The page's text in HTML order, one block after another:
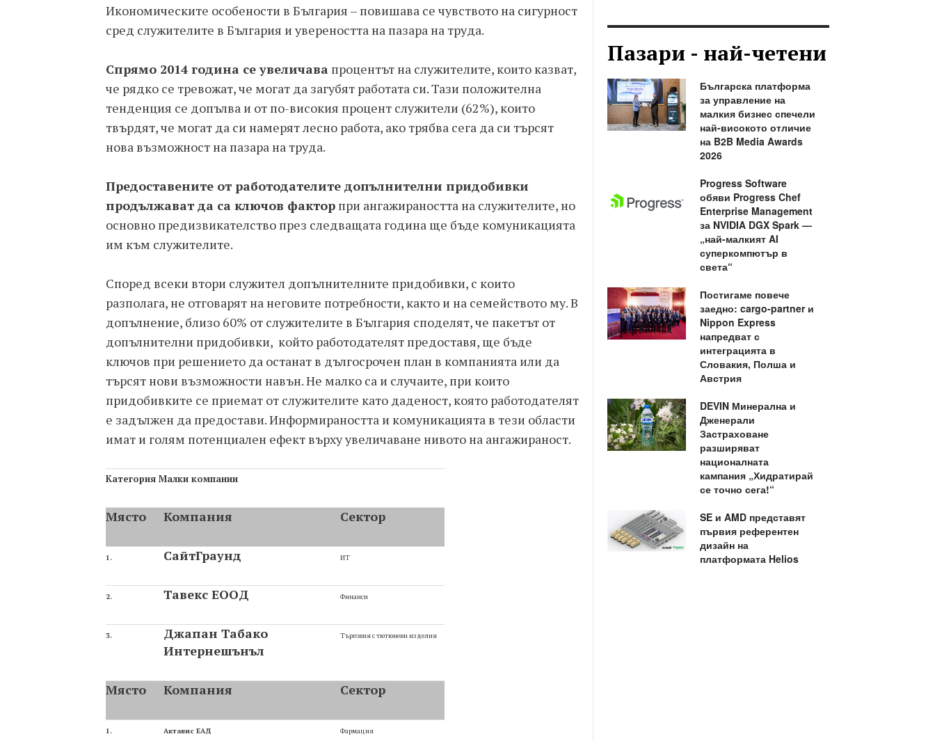
Икономическите особености в България – повишава се чувството на сигурност
сред служителите в България и увереността на пазара на труда.
Спрямо 2014 година се увеличава процентът на служителите, които казват,
че рядко се тревожат, че могат да загубят работата си. Тази положителна
тенденция се допълва и от по-високия процент служители (62%), които
твърдят, че могат да си намерят лесно работа, ако трябва сега да си търсят
нова възможност на пазара на труда.
Предоставените от работодателите допълнителни придобивки
продължават да са ключов фактор при ангажираността на служителите, но
основно предизвикателство през следващата година ще бъде комуникацията
им към служителите.
Според всеки втори служител допълнителните придобивки, с които
разполага, не отговарят на неговите потребности, както и на семейството му. В
допълнение, близо 60% от служителите в България споделят, че пакетът от
допълнителни придобивки, който работодателят предоставя, ще бъде
ключов при решението да останат в дългосрочен план в компанията или да
търсят нови възможности навън. Не малко са и случаите, при които
придобивките се приемат от служителите като даденост, която работодателят
е задължен да предостави. Информираността и комуникацията в тези области
имат и голям потенциален ефект върху увеличаване нивото на ангажираност.
Категория Малки компании
Място Компания Сектор
1. СайтГраунд ИТ
2. Тавекс ЕООД Финанси
3.
Джапан Табако
Интернешънъл
Търговия с тютюневи изделия
Място Компания Сектор
1. Актавис ЕАД Фармация
Пазари - най-четени
Българска платформа
за управление на
малкия бизнес спечели
най-високото отличие
на B2B Media Awards
2026
Progress Software
обяви Progress Chef
Enterprise Management
за NVIDIA DGX Spark —
„най-малкият AI
суперкомпютър в
света“
Постигаме повече
заедно: cargo-partner и
Nippon Express
напредват с
интеграцията в
Словакия, Полша и
Австрия
DEVIN Минерална и
Дженерали
Застраховане
разширяват
националната
кампания „Хидратирай
се точно сега!“
SE и AMD представят
първия референтен
дизайн на
платформата Helios